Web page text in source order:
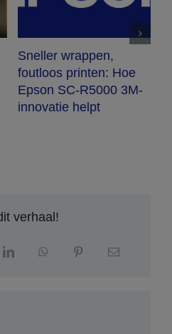
Hoe
3M-
Utrecht
meeslepende
lichtkunst met
projectie
verhaal!